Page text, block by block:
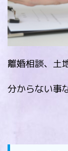
離婚相談、土
分からない事